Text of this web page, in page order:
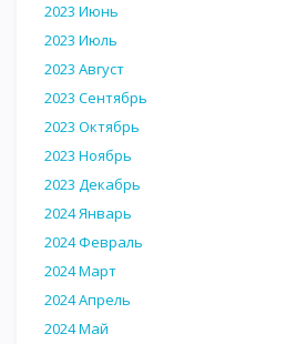
2023 Июнь
2023 Июль
2023 Август
2023 Сентябрь
2023 Октябрь
2023 Ноябрь
2023 Декабрь
2024 Январь
2024 Февраль
2024 Март
2024 Апрель
2024 Май